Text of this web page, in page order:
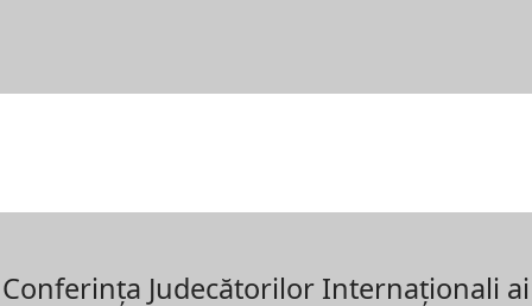
Conferința Judecătorilor Internaționali ai